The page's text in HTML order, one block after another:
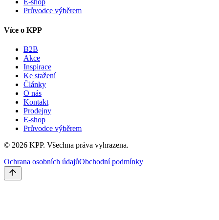
E-shop
Průvodce výběrem
Více o KPP
B2B
Akce
Inspirace
Ke stažení
Články
O nás
Kontakt
Prodejny
E-shop
Průvodce výběrem
© 2026 KPP. Všechna práva vyhrazena.
Ochrana osobních údajůObchodní podmínky